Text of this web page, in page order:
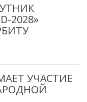
2028»
УЧАСТИЕ